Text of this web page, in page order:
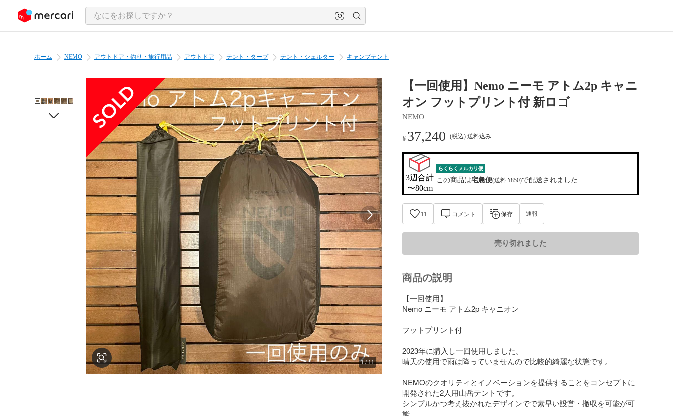
ツにスキップ
ホーム NEMO アウトドア・釣り・旅行用品 アウトドア テント・タープ テント・シェルター キャンプテント
1/11
【一回使用】Nemo ニーモ アトム2p キャニ
オン フットプリント付 新ロゴ
NEMO
¥ 37,240 (税込) 送料込み
3辺合計
〜80cm
らくらくメルカリ便
この商品は宅急便(送料 ¥850)で配送されました
11 コメント 保存 通報
売り切れました
商品の説明
【一回使用】
Nemo ニーモ アトム2p キャニオン
フットプリント付
2023年に購入し一回使用しました。
晴天の使用で雨は降っていませんので比較的綺麗な状態です。
NEMOのクオリティとイノベーションを提供することをコンセプトに
開発された2⼈⽤⼭岳テントです。
シンプルかつ考え抜かれたデザインでで素早い設営・撤収を可能が可
能。